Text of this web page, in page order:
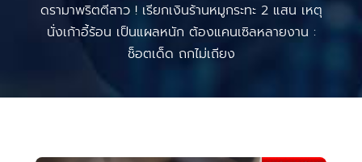
ดรามาพริตตีสาว ! เรียกเงินร้านหมูกระทะ 2 แสน เหตุ
นั่งเก้าอี้ร้อน เป็นแผลหนัก ต้องแคนเซิลหลายงาน :
ช็อตเด็ด ถกไม่เถียง